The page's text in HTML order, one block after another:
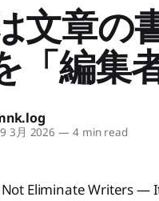
文章の
「編集
3月 2026 — 4 min read
Eliminate Writers —